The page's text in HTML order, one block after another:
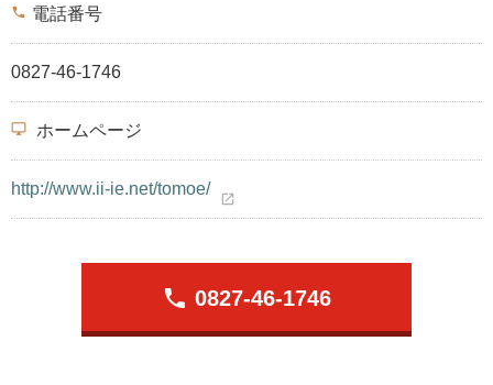
phone 電話番号
0827-46-1746
desktop_windows ホームページ
http://www.ii-ie.net/tomoe/
open_in_new
phone 0827-46-1746